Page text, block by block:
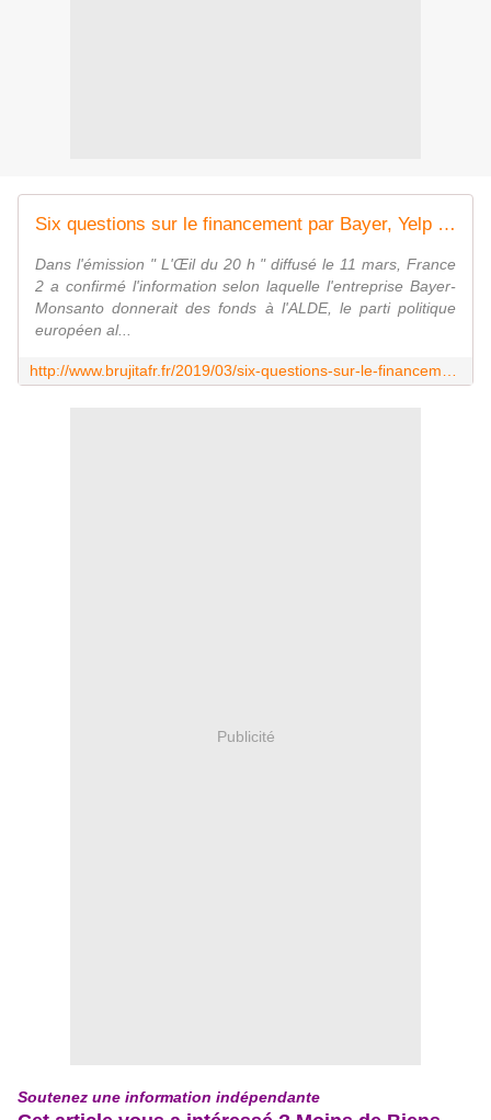
Six questions sur le financement par Bayer, Yelp et Walt Disney d'un parti européen allié à Macron - MOINS de BIENS PLUS de LIENS
Dans l'émission " L'Œil du 20 h " diffusé le 11 mars, France
2 a confirmé l'information selon laquelle l'entreprise Bayer-
Monsanto donnerait des fonds à l'ALDE, le parti politique
européen al...
Publicité
Soutenez une information indépendante